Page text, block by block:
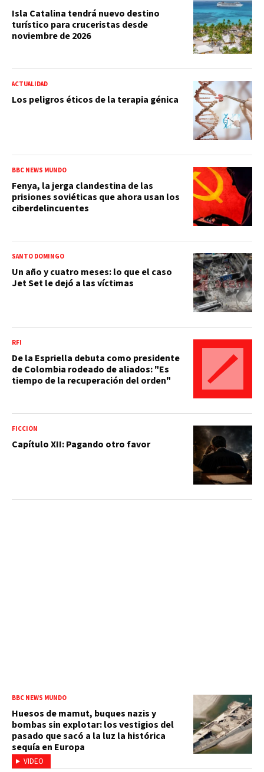
Isla Catalina tendrá nuevo destino
turístico para cruceristas desde
noviembre de 2026
ACTUALIDAD
Los peligros éticos de la terapia génica
BBC NEWS MUNDO
Fenya, la jerga clandestina de las
prisiones soviéticas que ahora usan los
ciberdelincuentes
SANTO DOMINGO
Un año y cuatro meses: lo que el caso
Jet Set le dejó a las víctimas
RFI
De la Espriella debuta como presidente
de Colombia rodeado de aliados: "Es
tiempo de la recuperación del orden"
FICCIÓN
Capítulo XII: Pagando otro favor
VIDEO
BBC NEWS MUNDO
Huesos de mamut, buques nazis y
bombas sin explotar: los vestigios del
pasado que sacó a la luz la histórica
sequía en Europa